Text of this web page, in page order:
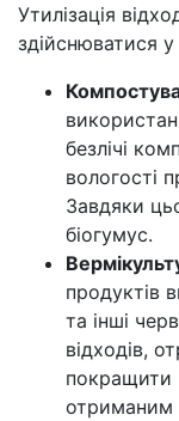
Утилізація
здійснюватися
безлічі
вологості
Завдяки
біогумус.
продуктів
та інші
відходів,
покращити
отриманим